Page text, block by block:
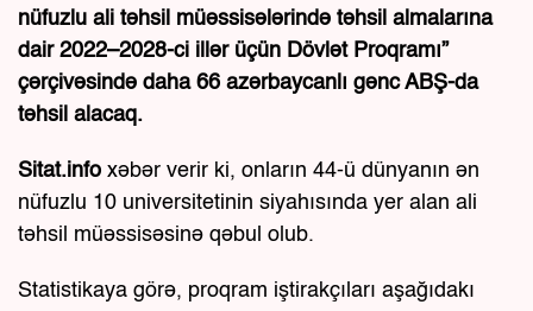
nüfuzlu ali təhsil müəssisələrində təhsil almalarına
dair 2022–2028-ci illər üçün Dövlət Proqramı”
çərçivəsində daha 66 azərbaycanlı gənc ABŞ-da
təhsil alacaq.
Sitat.info xəbər verir ki, onların 44-ü dünyanın ən
nüfuzlu 10 universitetinin siyahısında yer alan ali
təhsil müəssisəsinə qəbul olub.
Statistikaya görə, proqram iştirakçıları aşağıdakı